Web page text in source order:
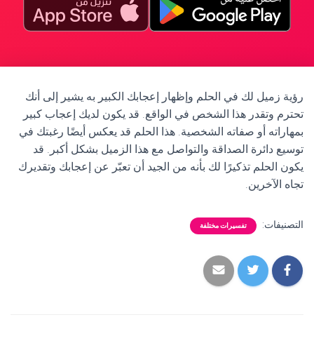
رؤية زميل لك في الحلم وإظهار إعجابك الكبير به يشير إلى أنك
تحترم وتقدر هذا الشخص في الواقع. قد يكون لديك إعجاب كبير
بمهاراته أو صفاته الشخصية. هذا الحلم قد يعكس أيضًا رغبتك في
توسيع دائرة الصداقة والتواصل مع هذا الزميل بشكل أكبر. قد
يكون الحلم تذكيرًا لك بأنه من الجيد أن تعبّر عن إعجابك وتقديرك
تجاه الآخرين.
التصنيفات: تفسيرات مختلفة